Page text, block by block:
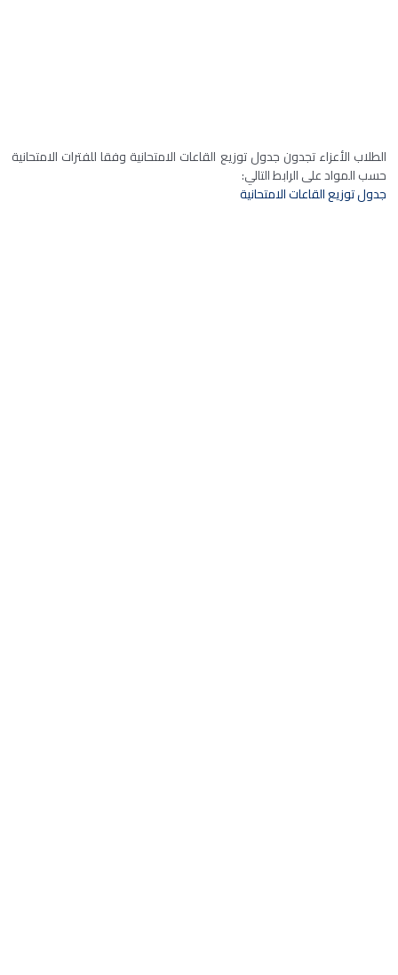
الطلاب الأعزاء تجدون جدول توزيع القاعات الامتحانية وفقا للفترات الامتحانية
حسب المواد على الرابط التالي:
جدول توزيع القاعات الامتحانية